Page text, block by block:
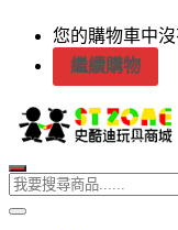
您的購物車中
繼續購物